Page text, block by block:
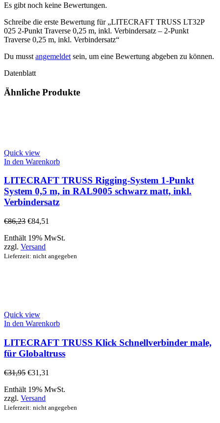
Es gibt noch keine Bewertungen.
Schreibe die erste Bewertung für „LITECRAFT TRUSS LT32P
025 2-Punkt Traverse 0,25 m, inkl. Verbindersatz – 2-Punkt
Traverse 0,25 m, inkl. Verbindersatz“
Du musst angemeldet sein, um eine Bewertung abgeben zu können.
Datenblatt
Ähnliche Produkte
Quick view
In den Warenkorb
LITECRAFT TRUSS Rigging-System 1-Punkt
System 0,5 m, in RAL9005 schwarz matt, inkl.
Verbindersatz
€86,23 €84,51
Enthält 19% MwSt.
zzgl. Versand
Lieferzeit: nicht angegeben
Quick view
In den Warenkorb
LITECRAFT TRUSS Klick Schnellverbinder male,
für Globaltruss
€31,95 €31,31
Enthält 19% MwSt.
zzgl. Versand
Lieferzeit: nicht angegeben